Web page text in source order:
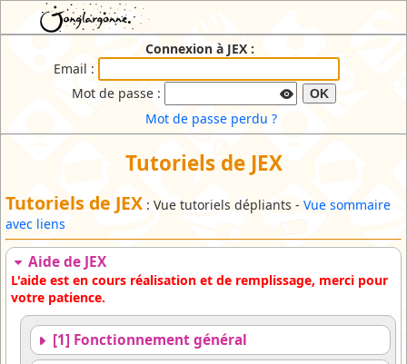
JEX : Jonglargonne EXtranet
Connexion à JEX :
Email :
Mot de passe :
OK
Mot de passe perdu ?
Tutoriels de JEX
Tutoriels de JEX : Vue tutoriels dépliants - Vue sommaire
avec liens
Aide de JEX
L'aide est en cours réalisation et de remplissage, merci pour
votre patience.
[1] Fonctionnement général